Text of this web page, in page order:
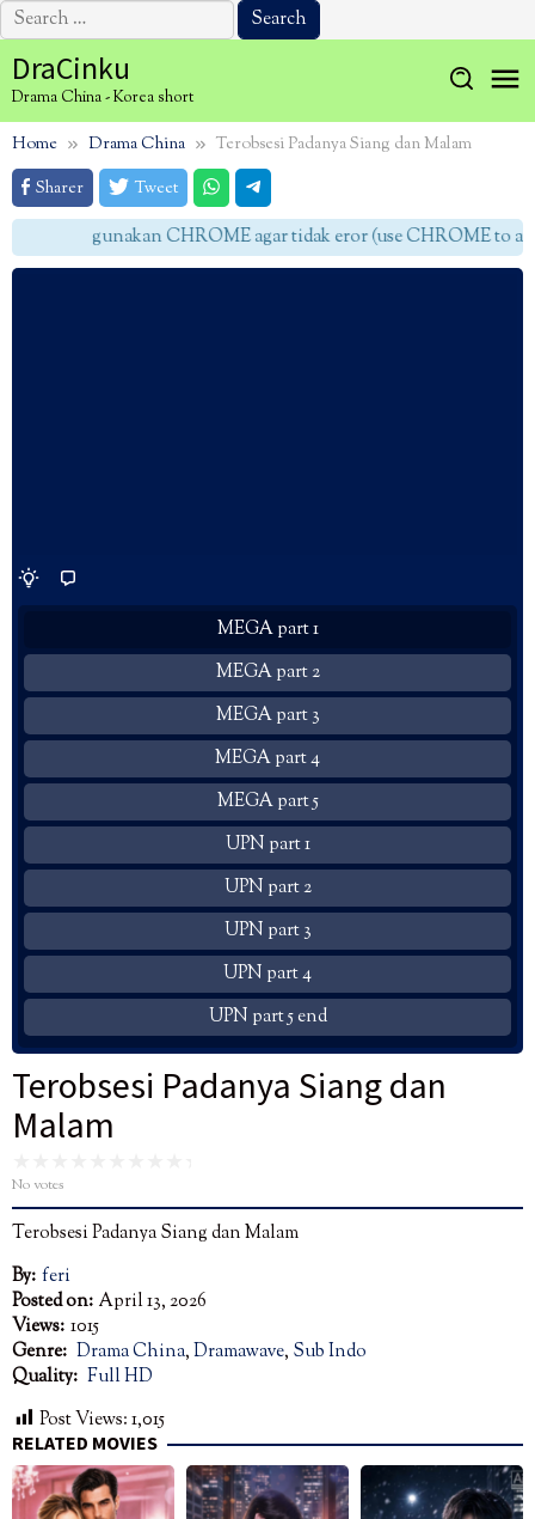
Search
for:
to
content
DraCinku
Drama China - Korea short
Home Drama China
Terobsesi Padanya Siang dan Malam
Sharer
Tweet
gunakan CHROME agar tidak eror (use CHROME to
MEGA part 1
MEGA part 2
MEGA part 3
MEGA part 4
MEGA part 5
UPN part 1
UPN part 2
UPN part 3
UPN part 4
UPN part 5 end
Terobsesi Padanya Siang dan
Malam
No votes
Terobsesi Padanya Siang dan Malam
By: feri
Posted on: April 13, 2026
Views: 1015
Genre: Drama China,Dramawave, Sub Indo
Quality: Full HD
Post Views:1,015
RELATED MOVIES